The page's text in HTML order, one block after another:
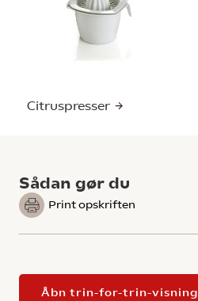
Citruspresser
Sådan gør du
Print opskriften
Åbn trin-for-trin-visning